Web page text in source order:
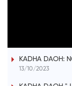
KADHA DAOH:
13/10/2023